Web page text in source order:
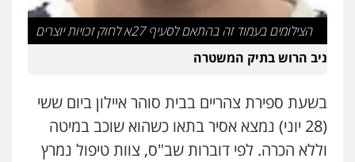
הצילומים בעמוד זה בהתאם לסעיף 27א לחוק זכויות יוצרים
ניב הרוש בתיק המשטרה
בשעת ספירת צהריים בבית סוהר איילון ביום ששי
(28 יוני) נמצא אסיר בתאו כשהוא שוכב במיטה
וללא הכרה. לפי דוברות שב"ס, צוות טיפול נמרץ